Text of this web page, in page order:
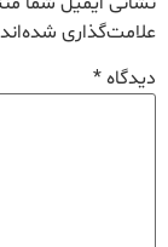
علامت‌گذاری شده‌اند
دیدگاه*